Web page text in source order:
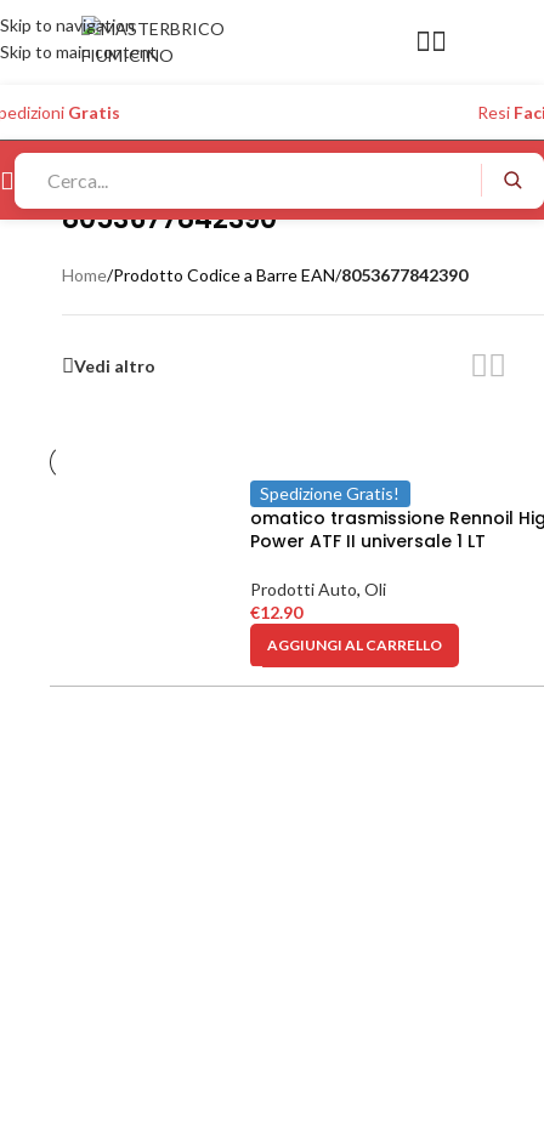
Skip to navigation
Skip to main content
Gratis Resi
8053677842390
Home/Prodotto Codice a Barre EAN/8053677842390
Vedi altro
Spedizione Gratis!
omatico trasmissione Rennoil
Power ATF II universale 1 LT
Prodotti Auto, Oli
€12.90
AGGIUNGI AL CARRELLO